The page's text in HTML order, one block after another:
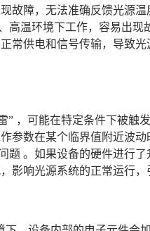
故障，无法准确反馈光源
温环境下工作，容易出现
常供电和信号传输，导致
，可能在特定条件下被触
参数在某个临界值附近波
题 。如果设备的硬件进行
影响光源系统的正常运行，